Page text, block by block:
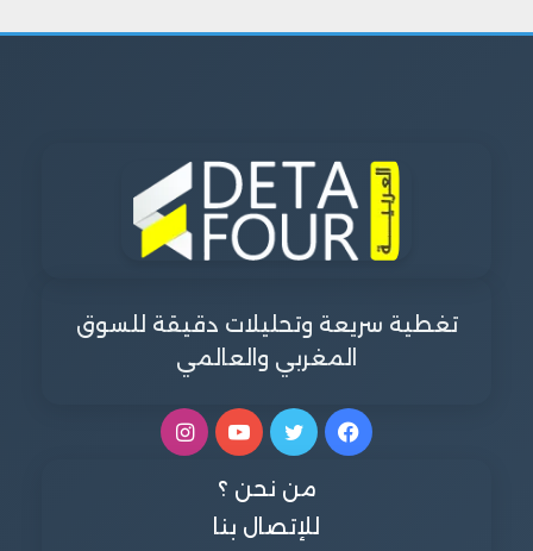
تغطية سريعة وتحليلات دقيقة للسوق
المغربي والعالمي
فيسبوكتويتر يوتيوبانستقرام
من نحن ؟
للإتصال بنا